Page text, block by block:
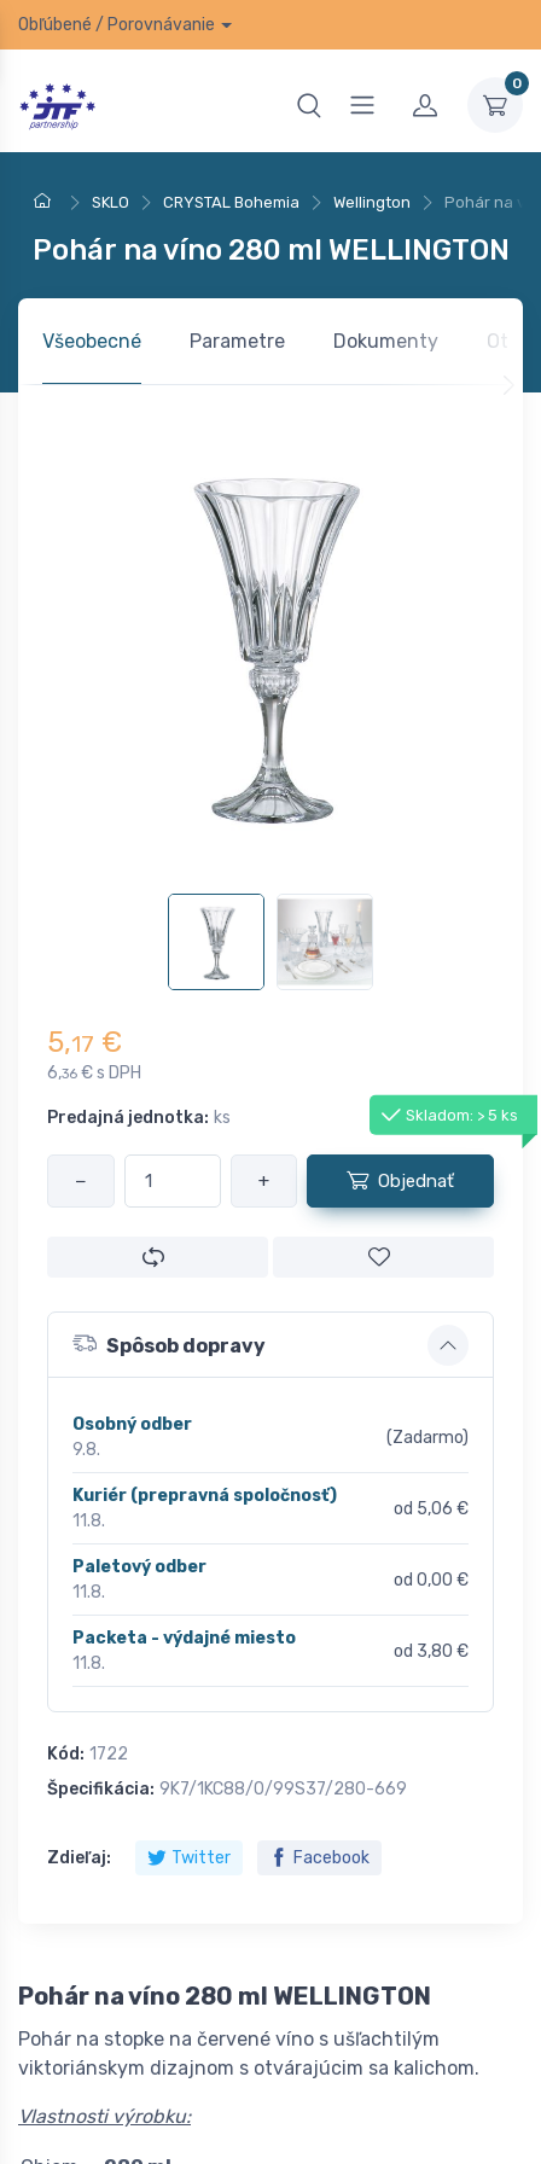
Obľúbené / Porovnávanie
0
SKLO CRYSTAL Bohemia Wellington Pohár na
Pohár na víno 280 ml WELLINGTON
Všeobecné Parametre Dokumenty
5,17 €
6,36 € s DPH
Predajná jednotka: ks Skladom: > 5 ks
− + Objednať
Spôsob dopravy
Osobný odber
9.8.
(Zadarmo)
Kuriér (prepravná spoločnosť)
11.8.
od 5,06 €
Paletový odber
11.8.
od 0,00 €
Packeta - výdajné miesto
11.8.
od 3,80 €
Kód: 1722
Špecifikácia: 9K7/1KC88/0/99S37/280-669
Zdieľaj: Twitter Facebook
Pohár na víno 280 ml WELLINGTON
Pohár na stopke na červené víno s ušľachtilým
viktoriánskym dizajnom s otvárajúcim sa kalichom.
Vlastnosti výrobku: